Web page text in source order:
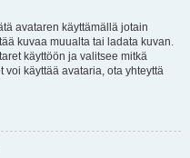
avataren käyttämällä jotain
kuvaa muualta tai ladata kuvan.
käyttöön ja valitsee mitkä
voi käyttää avataria, ota yhteyttä